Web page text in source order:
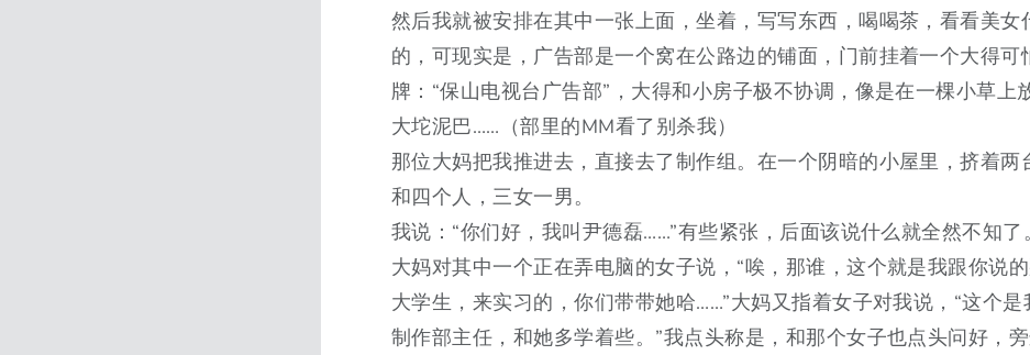
然后我就被安排在其中一张上面，坐着，写写东西，喝喝茶，看看美女
的，可现实是，广告部是一个窝在公路边的铺面，门前挂着一个大得可
牌：“保山电视台广告部”，大得和小房子极不协调，像是在一棵小草上
大坨泥巴……（部里的MM看了别杀我）
那位大妈把我推进去，直接去了制作组。在一个阴暗的小屋里，挤着两
和四个人，三女一男。
我说：“你们好，我叫尹德磊……”有些紧张，后面该说什么就全然不知了。
大妈对其中一个正在弄电脑的女子说，“唉，那谁，这个就是我跟你说
大学生，来实习的，你们带带她哈……”大妈又指着女子对我说，“这个是
制作部主任，和她多学着些。”我点头称是，和那个女子也点头问好，